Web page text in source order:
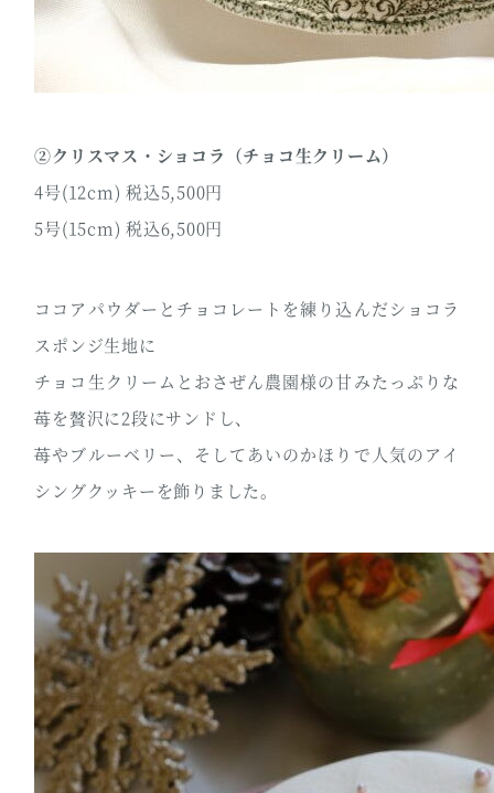
②クリスマス・ショコラ（チョコ生クリーム）
4号(12cm) 税込5,500円
5号(15cm) 税込6,500円
ココアパウダーとチョコレートを練り込んだショコラ
スポンジ生地に
チョコ生クリームとおさぜん農園様の甘みたっぷりな
苺を贅沢に2段にサンドし、
苺やブルーベリー、そしてあいのかほりで人気のアイ
シングクッキーを飾りました。